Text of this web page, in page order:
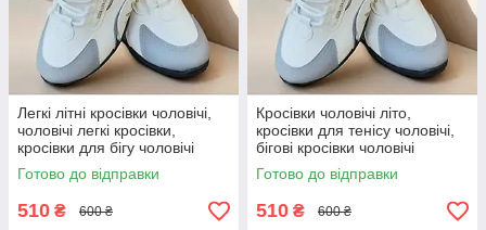
Легкі літні кросівки чоловічі,
чоловічі легкі кросівки,
кросівки для бігу чоловічі
Готово до відправки
510 ₴ 600 ₴
Кросівки чоловічі літо,
кросівки для тенісу чоловічі,
бігові кросівки чоловічі
Готово до відправки
510 ₴ 600 ₴